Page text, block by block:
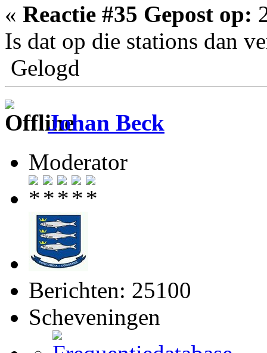
« Reactie #35 Gepost op:
Is dat op die stations dan
Gelogd
Johan Beck
Moderator
Berichten: 25100
Scheveningen